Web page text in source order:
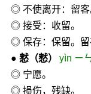
◎ 不使离开：留客
◎ 接受：收留。
◎ 保存：保留。留
● 慭（憖）
yìn ㄧ
◎ 宁愿。
◎ 损伤，残缺。